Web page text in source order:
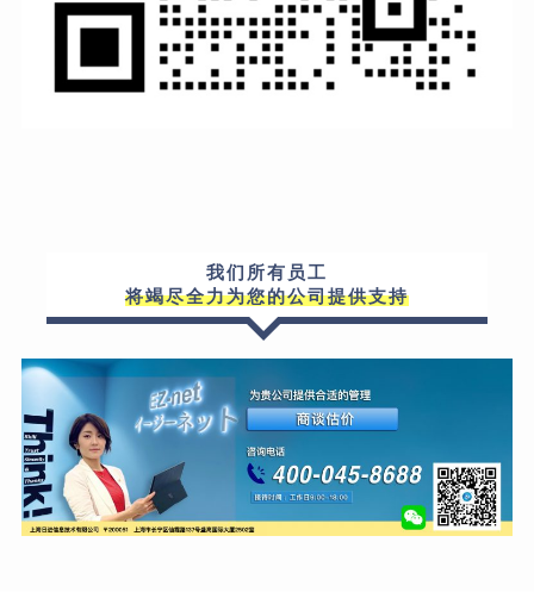
我们所有员工
将竭尽全力为您的公司提供支持